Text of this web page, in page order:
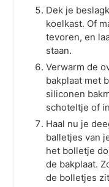
Dek je
koelkast. Of
tevoren, en
staan.
Verwarm de
bakplaat met
siliconen
schoteltje of
Haal nu je
balletjes van
het bolletje
de bakplaat.
de bolletjes